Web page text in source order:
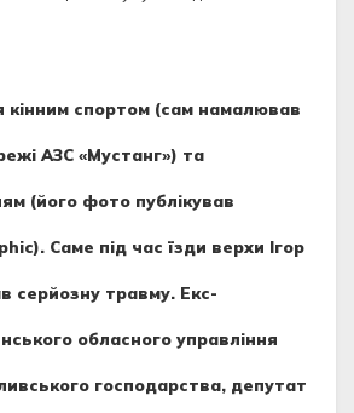
кінним спортом (сам намалював
АЗС «Мустанг») та
(його фото публікував
Саме під час їзди верхи Ігор
серйозну травму. Екс-
обласного управління
господарства, депутат